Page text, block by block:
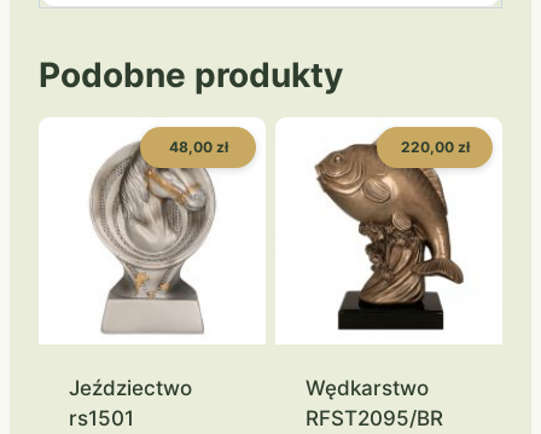
Podobne produkty
48,00 zł
Jeździectwo
rs1501
220,00 zł
Wędkarstwo
RFST2095/BR